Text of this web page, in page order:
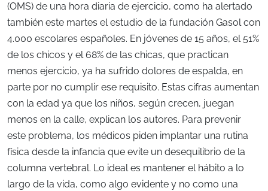
(OMS) de una hora diaria de ejercicio, como ha alertado
también este martes el estudio de la fundación Gasol con
4.000 escolares españoles. En jóvenes de 15 años, el 51%
de los chicos y el 68% de las chicas, que practican
menos ejercicio, ya ha sufrido dolores de espalda, en
parte por no cumplir ese requisito. Estas cifras aumentan
con la edad ya que los niños, según crecen, juegan
menos en la calle, explican los autores. Para prevenir
este problema, los médicos piden implantar una rutina
física desde la infancia que evite un desequilibrio de la
columna vertebral. Lo ideal es mantener el hábito a lo
largo de la vida, como algo evidente y no como una